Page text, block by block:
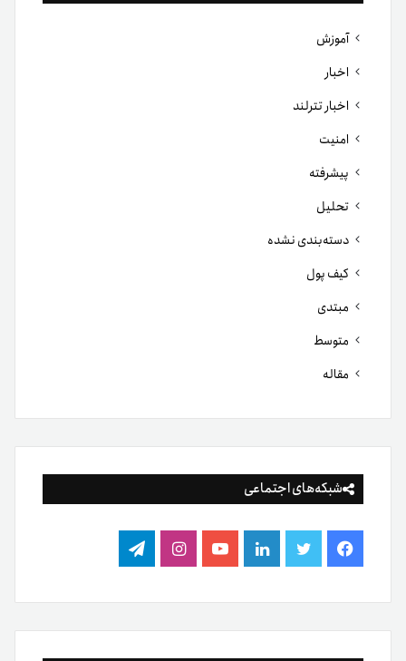
آموزش
اخبار
اخبار تترلند
امنیت
پیشرفته
تحلیل
دسته‌بندی نشده
کیف پول
مبتدی
متوسط
مقاله
شبکه‌های اجتماعی
فیس
بوک
توییتر لینکدینیوتیوباینستاگرام
تلگرام